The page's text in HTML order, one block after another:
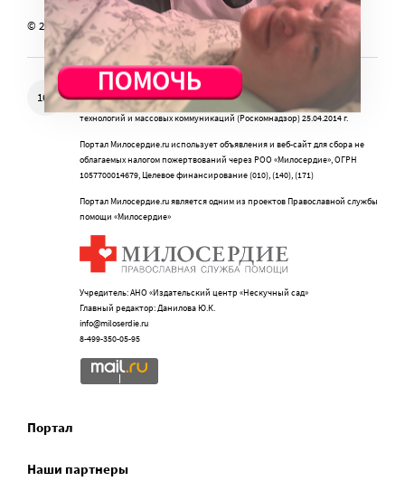
© 2024 – 2026. Милосердие.ru
16+
Свидетельство о регистрации СМИ Эл № ФС77-57850 выдано
федеральной службой по надзору в сфере связи, информационных
технологий и массовых коммуникаций (Роскомнадзор) 25.04.2014 г.
Портал Милосердие.ru использует объявления и веб-сайт для сбора не
облагаемых налогом пожертвований через РОО «Милосердие», ОГРН
1057700014679, Целевое финансирование (010), (140), (171)
Портал Милосердие.ru является одним из проектов Православной службы
помощи «Милосердие»
Учредитель: АНО «Издательский центр «Нескучный сад»
Главный редактор: Данилова Ю.К.
info@miloserdie.ru
8-499-350-05-95
Портал
Наши партнеры